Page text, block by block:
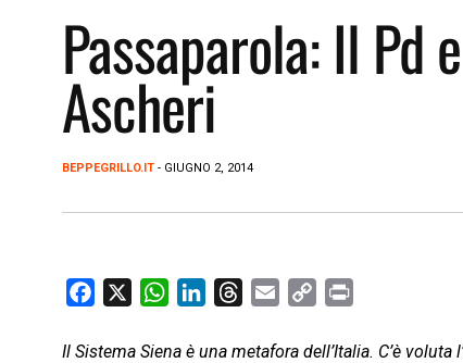
Passaparola: Il Pd
Ascheri
BEPPEGRILLO.IT - GIUGNO 2, 2014
c
W
a
n
r
a
p
i
Il Sistema Siena è una metafora dell’Italia. C’è